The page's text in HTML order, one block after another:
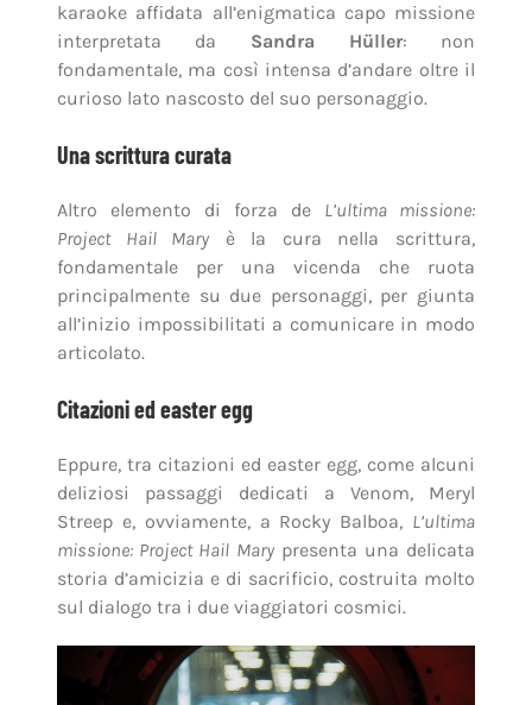
karaoke affidata all’enigmatica capo missione
interpretata da Sandra Hüller: non
fondamentale, ma così intensa d’andare oltre il
curioso lato nascosto del suo personaggio.
Una scrittura curata
Altro elemento di forza de L’ultima missione:
Project Hail Mary è la cura nella scrittura,
fondamentale per una vicenda che ruota
principalmente su due personaggi, per giunta
all’inizio impossibilitati a comunicare in modo
articolato.
Citazioni ed easter egg
Eppure, tra citazioni ed easter egg, come alcuni
deliziosi passaggi dedicati a Venom, Meryl
Streep e, ovviamente, a Rocky Balboa, L’ultima
missione: Project Hail Marypresenta una delicata
storia d’amicizia e di sacrificio, costruita molto
sul dialogo tra i due viaggiatori cosmici.